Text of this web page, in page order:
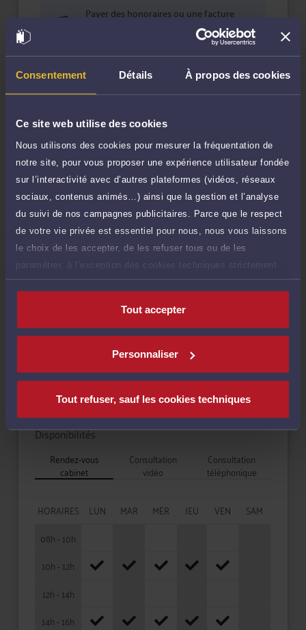
Consentement Détails À propos des cookies
Ce site web utilise des cookies
Nous utilisons des cookies pour mesurer la fréquentation de
notre site, pour vous proposer une expérience utilisateur fondée
sur l’interactivité avec d’autres plateformes (vidéos, réseaux
sociaux, contenus animés…) ainsi que la gestion et l’analyse
du suivi de nos campagnes publicitaires. Parce que le respect
de votre vie privée est essentiel pour nous, nous vous laissons
le choix de les accepter, de les refuser tous ou de les
paramétrer, à l’exception des cookies techniques strictement
nécessaires au fonctionnement du site.
Tout accepter
Personnaliser
Tout refuser, sauf les cookies techniques
Payer des honoraires ou une facture
Vous souhaitez payer une facture ou des
honoraires à l’avocat par Carte Bancaire.
Payer
Compétences
Droit immobilier
Droit commercial, des affaires et de la concurrence
Procédure civile
Disponibilités
Rendez-vous
cabinet
Consultation
vidéo
Consultation
téléphonique
HORAIRES LUN MAR MER JEU VEN
SAM
08h - 10h
10h - 12h
12h - 14h
14h - 16h